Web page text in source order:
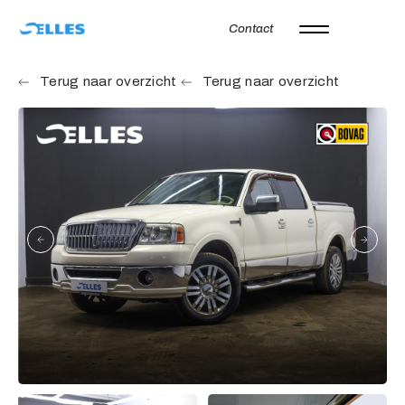
Contact
Home
Aanbod
Autoverhuur
Diensten
Werkplaats
Over ons
Verkocht
Vacatures
Terug naar overzicht Terug naar overzicht